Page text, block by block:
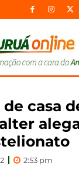
casa
2:53 pm